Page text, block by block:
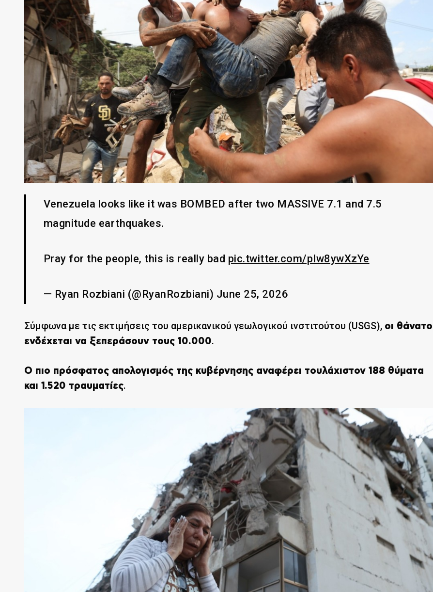
Venezuela looks like it was BOMBED after two MASSIVE 7.1 and 7.5
magnitude earthquakes.
Pray for the people, this is really bad pic.twitter.com/pIw8ywXzYe
— Ryan Rozbiani (@RyanRozbiani) June 25, 2026
Σύμφωνα με τις εκτιμήσεις του αμερικανικού γεωλογικού ινστιτούτου (USGS), οι
ενδέχεται να ξεπεράσουν τους 10.000.
Ο πιο πρόσφατος απολογισμός της κυβέρνησης αναφέρει τουλάχιστον 188 θύματα
και 1.520 τραυματίες.